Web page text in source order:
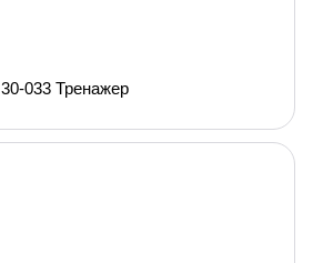
30-033 Тренажер